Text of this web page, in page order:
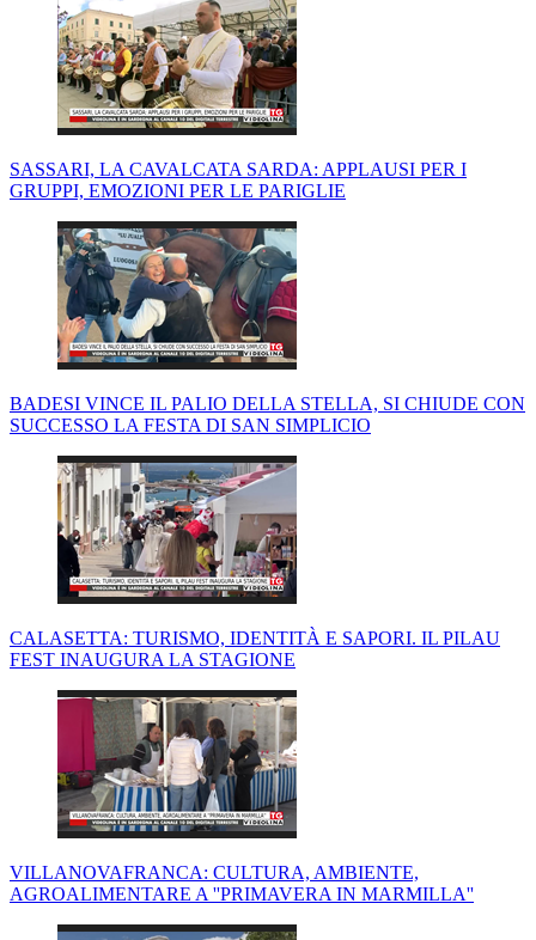
SASSARI, LA CAVALCATA SARDA: APPLAUSI PER I
GRUPPI, EMOZIONI PER LE PARIGLIE
BADESI VINCE IL PALIO DELLA STELLA, SI CHIUDE CON
SUCCESSO LA FESTA DI SAN SIMPLICIO
CALASETTA: TURISMO, IDENTITÀ E SAPORI. IL PILAU
FEST INAUGURA LA STAGIONE
VILLANOVAFRANCA: CULTURA, AMBIENTE,
AGROALIMENTARE A ''PRIMAVERA IN MARMILLA''